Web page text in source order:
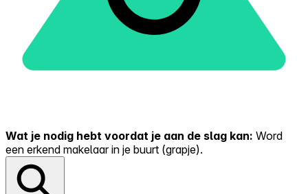
Wat je nodig hebt voordat je aan de slag kan: Word
een erkend makelaar in je buurt (grapje).